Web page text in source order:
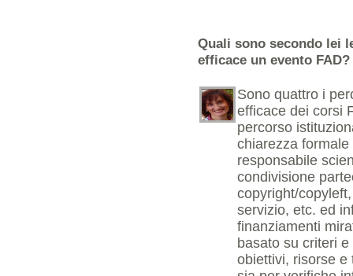
Quali sono secondo lei
efficace un evento FAD?
Sono quattro i
efficace dei corsi
percorso
chiarezza
responsabile
condivisione
copyright/
servizio, etc. ed
finanziamenti
basato su criteri
obiettivi, risorse e